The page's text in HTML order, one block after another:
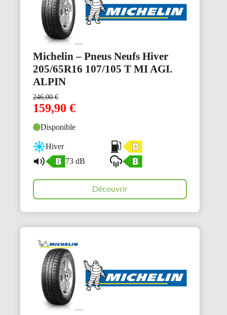
Michelin – Pneus Neufs Hiver
205/65R16 107/105 T MI AGI.
ALPIN
246,00€
159,90 €
Disponible
Hiver
73 dB
Découvrir